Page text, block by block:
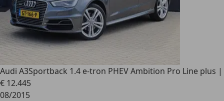
Audi A3Sportback 1.4 e-tron PHEV Ambition Pro Line plus |
€ 12.445
08/2015